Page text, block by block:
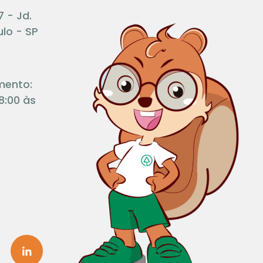
- Jd.
- SP
às